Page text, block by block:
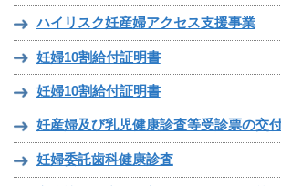
ハイリスク妊産婦アクセス支援事業
妊婦10割給付証明書
妊婦10割給付証明書
妊産婦及び乳児健康診査等受診票の交
妊婦委託歯科健康診査